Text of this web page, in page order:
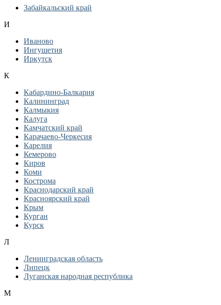
Забайкальский край
И
Иваново
Ингушетия
Иркутск
К
Кабардино-Балкария
Калининград
Калмыкия
Калуга
Камчатский край
Карачаево-Черкесия
Карелия
Кемерово
Киров
Коми
Кострома
Краснодарский край
Красноярский край
Крым
Курган
Курск
Л
Ленинградская область
Липецк
Луганская народная республика
М